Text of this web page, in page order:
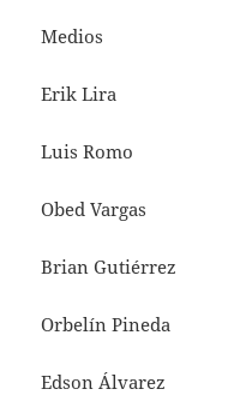
Medios
Erik Lira
Luis Romo
Obed Vargas
Brian Gutiérrez
Orbelín Pineda
Edson Álvarez